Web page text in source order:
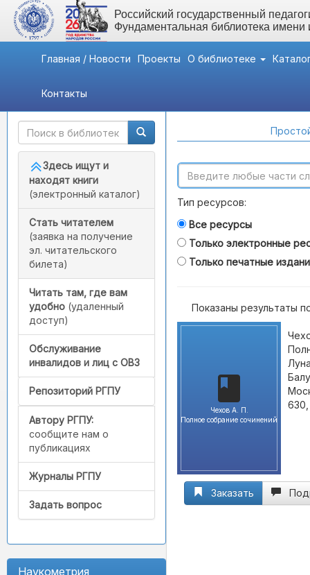
Российский государственный
Фундаментальная библиотека
Главная / Новости Проекты О библиотеке
Контакты
Быстрый доступ
Здесь ищут и
находят книги
(электронный каталог)
Стать читателем
(заявка на получение
эл. читательского
билета)
Читать там, где вам
удобно (удаленный
доступ)
Обслуживание
инвалидов и лиц с ОВЗ
Репозиторий РГПУ
Автору РГПУ:
сообщите нам о
публикациях
Журналы РГПУ
Задать вопрос
Наукометрия
Тип ресурсов:
Все ресурсы
Только электронные
Только печатные
Показаны результаты
Чехов А. П.
Полное собрание сочинений
Заказать